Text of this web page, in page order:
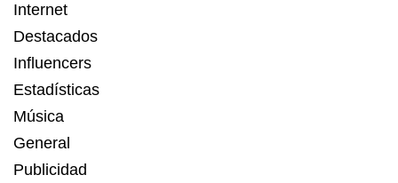
Internet
Destacados
Influencers
Estadísticas
Música
General
Publicidad